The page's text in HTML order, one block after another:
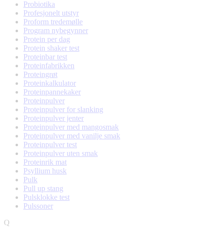
Probiotika
Profesjonelt utstyr
Proform tredemølle
Program nybegynner
Protein per dag
Protein shaker test
Proteinbar test
Proteinfabrikken
Proteingrøt
Proteinkalkulator
Proteinpannekaker
Proteinpulver
Proteinpulver for slanking
Proteinpulver jenter
Proteinpulver med mangosmak
Proteinpulver med vanilje smak
Proteinpulver test
Proteinpulver uten smak
Proteinrik mat
Psyllium husk
Pulk
Pull up stang
Pulsklokke test
Pulssoner
Q